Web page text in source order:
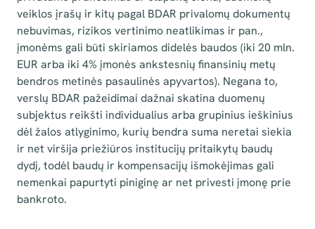
veiklos įrašų ir kitų pagal BDAR privalomų dokumentų
nebuvimas, rizikos vertinimo neatlikimas ir pan.,
įmonėms gali būti skiriamos didelės baudos (iki 20 mln.
EUR arba iki 4% įmonės ankstesnių finansinių metų
bendros metinės pasaulinės apyvartos). Negana to,
verslų BDAR pažeidimai dažnai skatina duomenų
subjektus reikšti individualius arba grupinius ieškinius
dėl žalos atlyginimo, kurių bendra suma neretai siekia
ir net viršija priežiūros institucijų pritaikytų baudų
dydį, todėl baudų ir kompensacijų išmokėjimas gali
nemenkai papurtyti piniginę ar net privesti įmonę prie
bankroto.